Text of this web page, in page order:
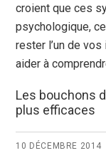
croient que ces
psychologique,
rester l’un de
aider à
Les bouchons
plus efficaces
10 DÉCEMBRE 2014